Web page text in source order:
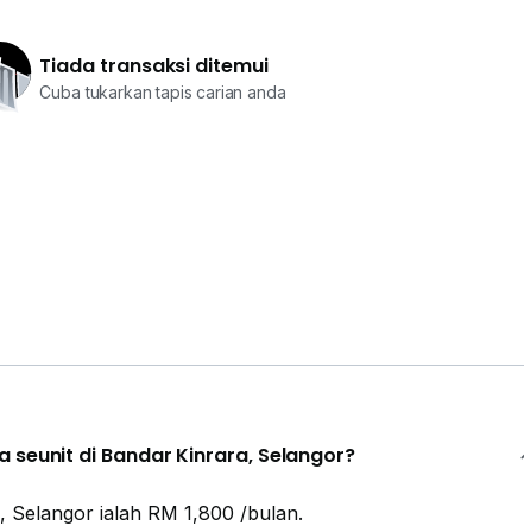
Tiada transaksi ditemui
Cuba tukarkan tapis carian anda
seunit di Bandar Kinrara, Selangor?
Selangor ialah RM 1,800 /bulan.